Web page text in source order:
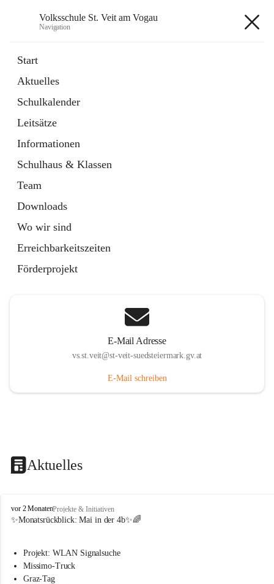
Volksschule St. Veit am Vogau
Navigation
Start
Aktuelles
Schulkalender
Leitsätze
Informationen
Schulhaus & Klassen
Team
Downloads
Wo wir sind
Erreichbarkeitszeiten
Förderprojekt
E-Mail Adresse
vs.st.veit@st-veit-suedsteiermark.gv.at
E-Mail schreiben
Aktuelles
V
o
s
s
c
vor 2 MonatenProjekte & Initiativen
✨Monatsrückblick: Mai in der 4b✨🌈
Projekt: WLAN Signalsuche
Missimo-Truck
Graz-Tag